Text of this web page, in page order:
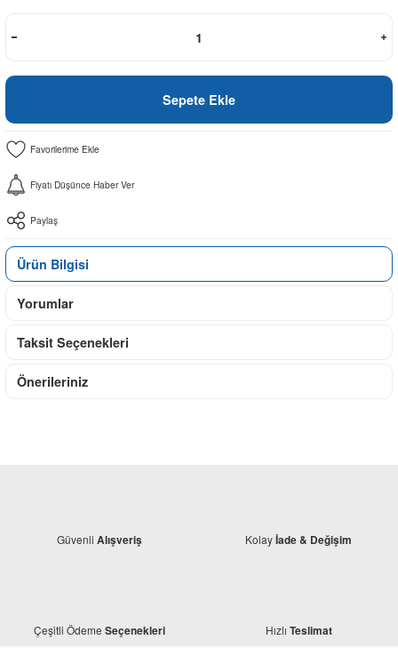
Sepete Ekle
Fiyatı Düşünce Haber Ver
Paylaş
Ürün Bilgisi
Yorumlar
Taksit Seçenekleri
Önerileriniz
Güvenli Alışveriş Kolayİade & Değişim
Çeşitli Ödeme Seçenekleri Hızlı Teslimat